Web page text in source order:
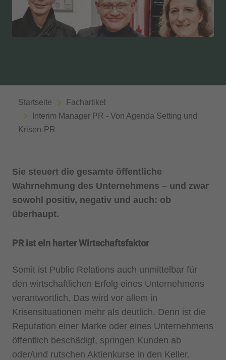
Startseite
Fachartikel
Interim Manager PR - Von Agenda Setting und
Krisen-PR
Sie steuert die gesamte öffentliche
Wahrnehmung des Unternehmens – und zwar
sowohl positiv, negativ und auch: ob
überhaupt.
PR ist ein harter Wirtschaftsfaktor
Somit ist Public Relations auch unmittelbar für
den wirtschaftlichen Erfolg eines Unternehmens
verantwortlich. Das wird vor allem in
Krisensituationen mehr als deutlich. Denn ist die
Reputation einer Marke oder eines Unternehmens
öffentlich beschädigt, springen Kunden ab
oder/und rutschen Aktienkurse in den Keller.